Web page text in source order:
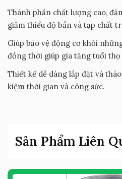
Thành phần chất lượng cao,
giảm thiểu độ bẩn và tạp chất
Giúp bảo vệ động cơ khỏi
đồng thời giúp gia tăng tuổi thọ
Thiết kế dễ dàng lắp đặt và
kiệm thời gian và công sức.
Sản Phẩm Liên